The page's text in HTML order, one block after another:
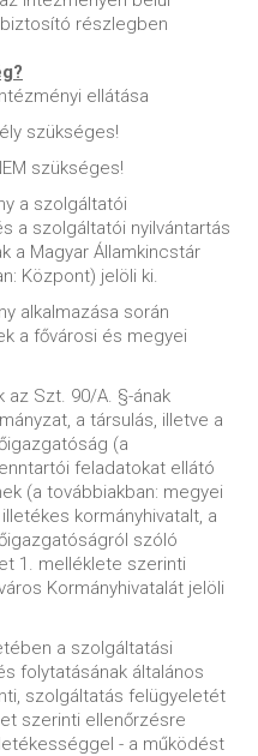
részlegben
ellátása
szükséges!
szükséges!
a szolgáltatói
a szolgáltatói nyilvántartás
a Magyar Államkincstár
Központ) jelöli ki.
alkalmazása során
a fővárosi és megyei
az Szt. 90/A. §-ának
a társulás, illetve a
(a
feladatokat ellátó
(a továbbiakban: megyei
kormányhivatalt, a
szóló
1. melléklete szerinti
Kormányhivatalát jelöli
a szolgáltatási
folytatásának általános
szolgáltatás felügyeletét
szerinti ellenőrzésre
- a működést